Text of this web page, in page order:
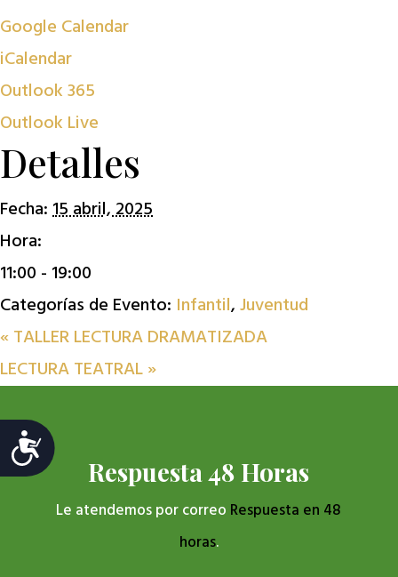
Accesibilidad
Google Calendar
iCalendar
Outlook 365
Outlook Live
Detalles
Fecha:15 abril, 2025
Hora:
11:00 - 19:00
Categorías de Evento: Infantil,Juventud
«TALLER LECTURA DRAMATIZADA
LECTURA TEATRAL»
Respuesta 48 Horas
Le atendemos por correo Respuesta en 48
horas.